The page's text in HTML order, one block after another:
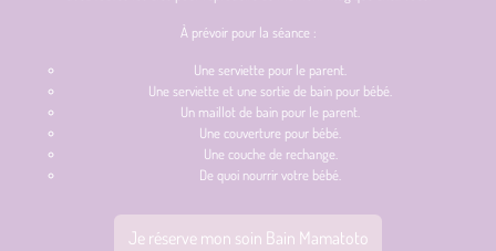
À prévoir pour la séance :
Une serviette pour le parent.
Une serviette et une sortie de bain pour bébé.
Un maillot de bain pour le parent.
Une couverture pour bébé.
Une couche de rechange.
De quoi nourrir votre bébé.
Je réserve mon soin Bain Mamatoto